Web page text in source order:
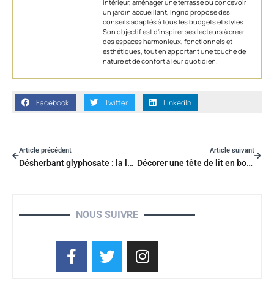
intérieur, aménager une terrasse ou concevoir
un jardin accueillant, Ingrid propose des
conseils adaptés à tous les budgets et styles.
Son objectif est d'inspirer ses lecteurs à créer
des espaces harmonieux, fonctionnels et
esthétiques, tout en apportant une touche de
nature et de confort à leur quotidien.
Facebook Twitter LinkedIn
Article précédent
Désherbant glyphosate : la loi actuelle ou les alternatives, que choisir ?
Article suivant
Décorer une tête de lit en bois : les 15 inspirations créatives
NOUS SUIVRE